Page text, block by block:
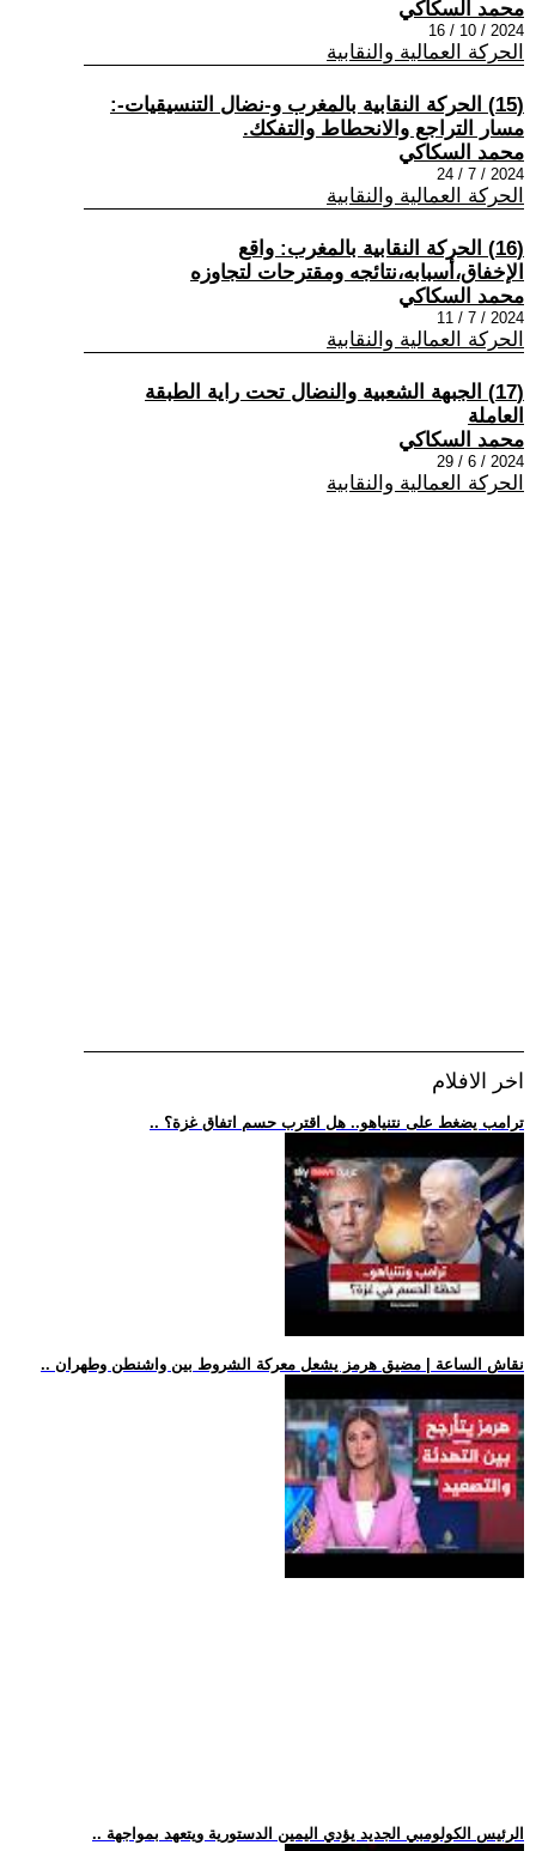
محمد السكاكي
2024 / 10 / 16
الحركة العمالية والنقابية
(15) الحركة النقابية بالمغرب و-نضال التنسيقيات-:
مسار التراجع والانحطاط والتفكك.
محمد السكاكي
2024 / 7 / 24
الحركة العمالية والنقابية
(16) الحركة النقابية بالمغرب: واقع
الإخفاق،أسبابه،نتائجه ومقترحات لتجاوزه
محمد السكاكي
2024 / 7 / 11
الحركة العمالية والنقابية
(17) الجبهة الشعبية والنضال تحت راية الطبقة
العاملة
محمد السكاكي
2024 / 6 / 29
الحركة العمالية والنقابية
اخر الافلام
.. ترامب يضغط على نتنياهو.. هل اقترب حسم اتفاق غزة؟
.. نقاش الساعة | مضيق هرمز يشعل معركة الشروط بين واشنطن وطهران
.. الرئيس الكولومبي الجديد يؤدي اليمين الدستورية ويتعهد بمواجهة